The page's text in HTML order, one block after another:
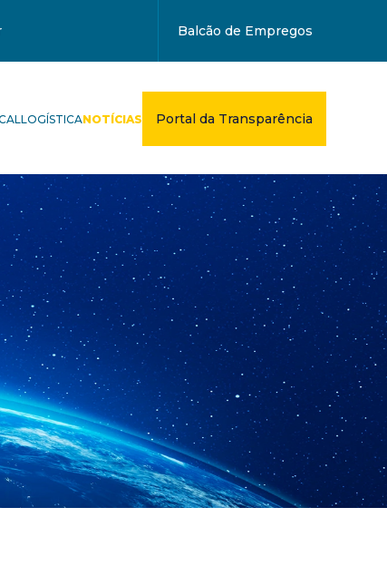
Balcão de Empregos
LOGÍSTICANOTÍCIAS Portal da Transparência